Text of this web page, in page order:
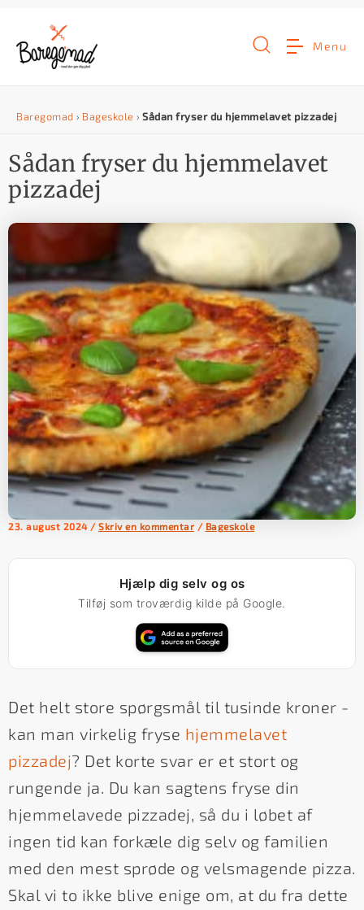
n
d
h
o
d
e
Menu
Baregomad › Bageskole › Sådan fryser du hjemmelavet pizzadej
Sådan fryser du hjemmelavet
pizzadej
23. august 2024 / Skriv en kommentar / Bageskole
Hjælp dig selv og os
Tilføj som troværdig kilde på Google.
Det helt store spørgsmål til tusinde kroner -
kan man virkelig fryse hjemmelavet
pizzadej? Det korte svar er et stort og
rungende ja. Du kan sagtens fryse din
hjemmelavede pizzadej, så du i løbet af
ingen tid kan forkæle dig selv og familien
med den mest sprøde og velsmagende pizza.
Skal vi to ikke blive enige om, at du fra dette